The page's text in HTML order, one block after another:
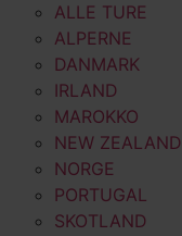
ALLE TURE
ALPERNE
DANMARK
IRLAND
MAROKKO
NEW ZEALAND
NORGE
PORTUGAL
SKOTLAND